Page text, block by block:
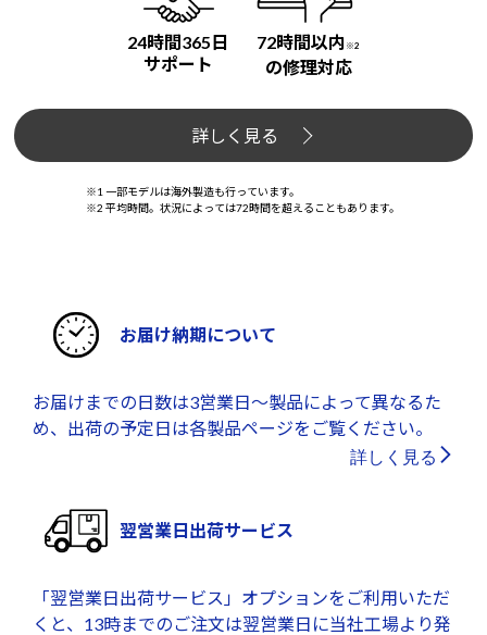
24時間365日
サポート
72時間以内 ※2
の修理対応
詳しく見る
※1 一部モデルは海外製造も行っています。
※2 平均時間。状況によっては72時間を超えることもあります。
お届け納期について
お届けまでの日数は3営業日～製品によって異なるた
め、出荷の予定日は各製品ページをご覧ください。
詳しく見る
翌営業日出荷サービス
「翌営業日出荷サービス」オプションをご利用いただ
くと、13時までのご注文は翌営業日に当社工場より発